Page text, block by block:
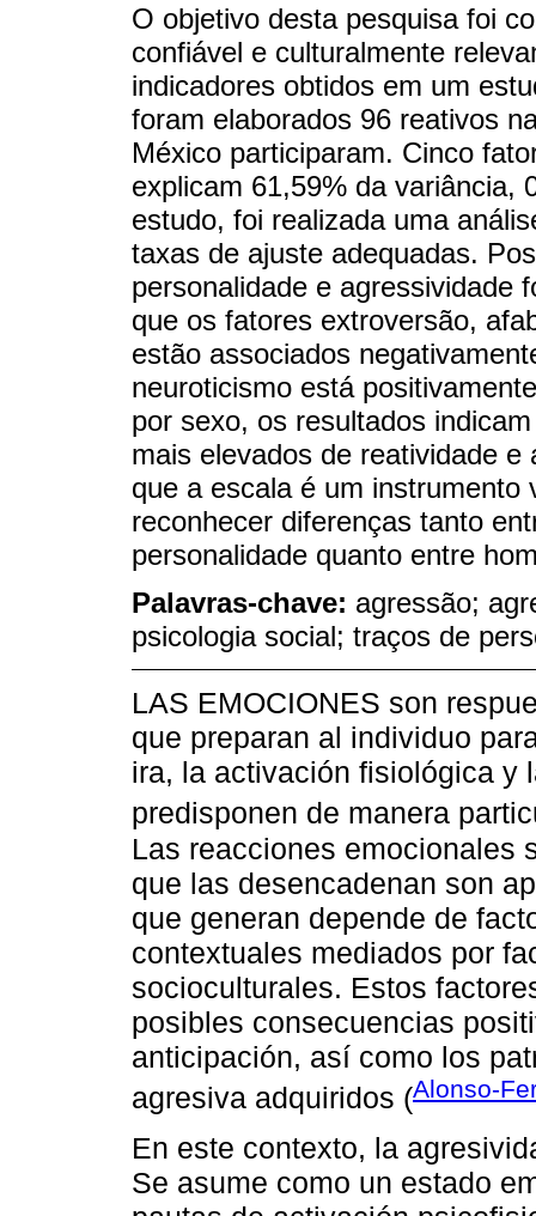
O objetivo desta pesquisa foi
confiável e culturalmente
indicadores obtidos em um
foram elaborados 96 reativos
México participaram. Cinco
explicam 61,59% da variância,
estudo, foi realizada uma
taxas de ajuste adequadas.
personalidade e agressividade
que os fatores extroversão,
estão associados
neuroticismo está
por sexo, os resultados
mais elevados de reatividade
que a escala é um instrumento
reconhecer diferenças tanto
personalidade quanto entre
Palavras-chave: agressão;
psicologia social; traços de
LAS EMOCIONES son
que preparan al individuo
ira, la activación fisiológica y
predisponen de manera
Las reacciones emocionales
que las desencadenan son
que generan depende de
contextuales mediados por
socioculturales. Estos
posibles consecuencias
anticipación, así como los
agresiva adquiridos (Alonso-
En este contexto, la
Se asume como un estado